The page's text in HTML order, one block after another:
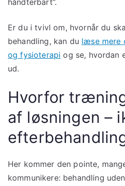
håndterbart”.
Er du i tvivl om, hvornår du
behandling, kan du læse mere
og fysioterapi og se, hvordan
ud.
Hvorfor
af løsningen –
Her kommer den pointe,
kommunikere: behandling